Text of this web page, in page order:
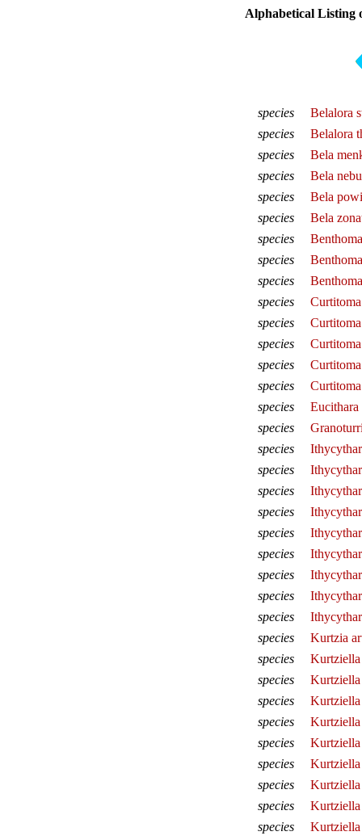
Alphabetical Listing
species
Belalora
species
Belalora
species
Bela
species
Bela
species
Bela
species
Bela
species
species
species
species
Curtitoma
species
species
species
species
species
Eucithara
species
species
species
species
species
species
species
species
species
species
species
Kurtzia
species
Kurtziella
species
Kurtziella
species
Kurtziella
species
species
species
Kurtziella
species
Kurtziella
species
Kurtziella
species
Kurtziella